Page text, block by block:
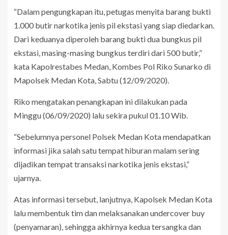
“Dalam pengungkapan itu, petugas menyita barang bukti
1.000 butir narkotika jenis pil ekstasi yang siap diedarkan.
Dari keduanya diperoleh barang bukti dua bungkus pil
ekstasi, masing-masing bungkus terdiri dari 500 butir,”
kata Kapolrestabes Medan, Kombes Pol Riko Sunarko di
Mapolsek Medan Kota, Sabtu (12/09/2020).
Riko mengatakan penangkapan ini dilakukan pada
Minggu (06/09/2020) lalu sekira pukul 01.10 Wib.
“Sebelumnya personel Polsek Medan Kota mendapatkan
informasi jika salah satu tempat hiburan malam sering
dijadikan tempat transaksi narkotika jenis ekstasi,”
ujarnya.
Atas informasi tersebut, lanjutnya, Kapolsek Medan Kota
lalu membentuk tim dan melaksanakan undercover buy
(penyamaran), sehingga akhirnya kedua tersangka dan